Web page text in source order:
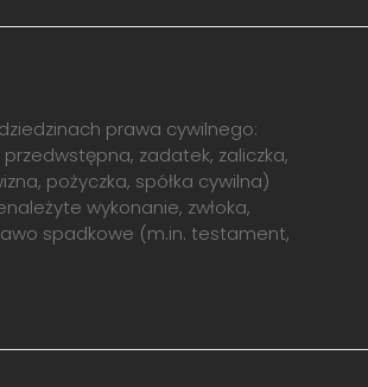
prawa cywilnego:
zadatek, zaliczka,
pożyczka, spółka cywilna)
wykonanie, zwłoka,
spadkowe (m.in. testament,